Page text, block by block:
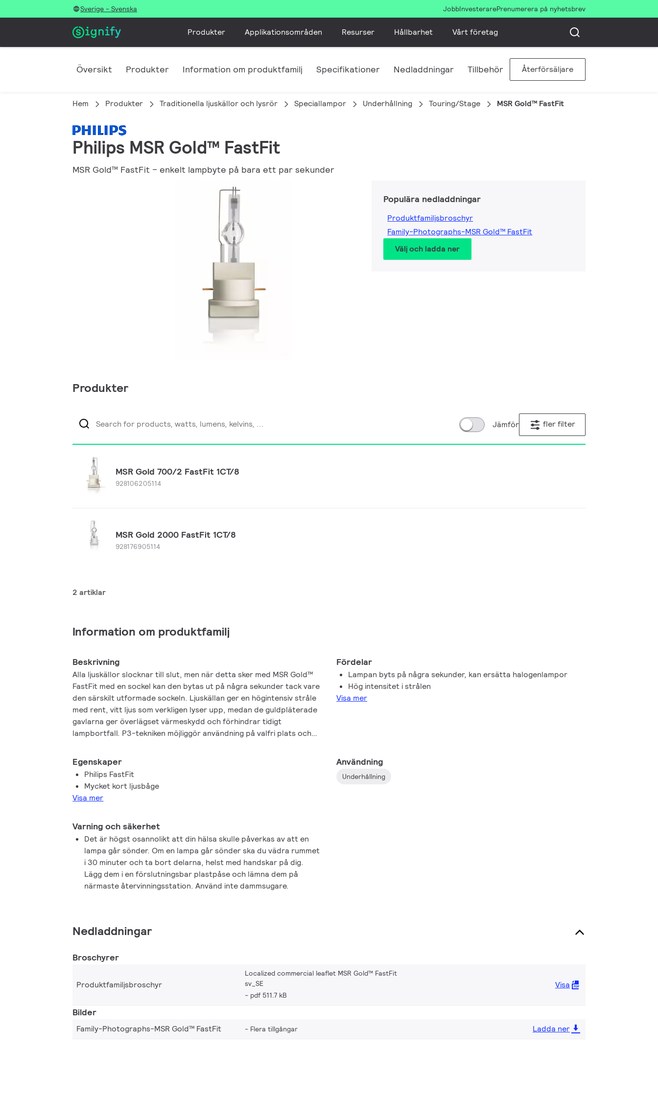
Sverige - Svenska JobbInvesterarePrenumerera på nyhetsbrev
Produkter Applikationsområden Resurser Hållbarhet Vårt företag
Översikt Produkter Information om produktfamilj Specifikationer Nedladdningar Tillbehör Återförsäljare
Hem Produkter Traditionella ljuskällor och lysrör Speciallampor Underhållning Touring/Stage MSR Gold™ FastFit
Philips MSR Gold™ FastFit
MSR Gold™ FastFit – enkelt lampbyte på bara ett par sekunder
Populära nedladdningar
Produktfamiljsbroschyr
Family-Photographs-MSR Gold™ FastFit
Välj och ladda ner
Produkter
Jämför fler filter
MSR Gold 700/2 FastFit 1CT/8
928106205114
MSR Gold 2000 FastFit 1CT/8
928176905114
2 artiklar
Information om produktfamilj
Beskrivning
Alla ljuskällor slocknar till slut, men när detta sker med MSR Gold™
FastFit med en sockel kan den bytas ut på några sekunder tack vare
den särskilt utformade sockeln. Ljuskällan ger en högintensiv stråle
med rent, vitt ljus som verkligen lyser upp, medan de guldpläterade
gavlarna ger överlägset värmeskydd och förhindrar tidigt
lampbortfall. P3-tekniken möjliggör användning på valfri plats och
konsekvent ljusflöde av hög kvalitet. Eftersom FastFit-utformningen
används för Philips halogenlampor är det dessutom enkelt och går
snabbt att växla mellan lamptekniker. Philips MSR
Gold<sup>TM</sup> 1200 FastFit kan användas för lampeffekter
mellan 800 W och 1 400 W.
Fördelar
Lampan byts på några sekunder, kan ersätta halogenlampor
Hög intensitet i strålen
Visa mer
Egenskaper
Philips FastFit
Mycket kort ljusbåge
Visa mer
Användning
Underhållning
Varning och säkerhet
Det är högst osannolikt att din hälsa skulle påverkas av att en
lampa går sönder. Om en lampa går sönder ska du vädra rummet
i 30 minuter och ta bort delarna, helst med handskar på dig.
Lägg dem i en förslutningsbar plastpåse och lämna dem på
närmaste återvinningsstation. Använd inte dammsugare.
Nedladdningar
Broschyrer
Produktfamiljsbroschyr
Localized commercial leaflet MSR Gold™ FastFit
sv_SE
pdf 511.7 kB
Visa
Bilder
Family-Photographs-MSR Gold™ FastFit Flera tillgångar Ladda ner